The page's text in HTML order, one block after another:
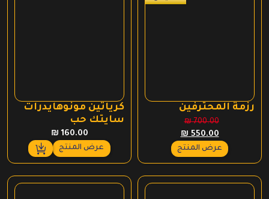
رزمة المحترفين
₪700.00
السعر
الأصلي
هو:
₪ 700.00.
₪ 550.00
الحالي
هو:
₪ 550.00.
عرض المنتج
كرياتين مونوهايدرات
سايتك حب
₪ 160.00
عرض المنتج